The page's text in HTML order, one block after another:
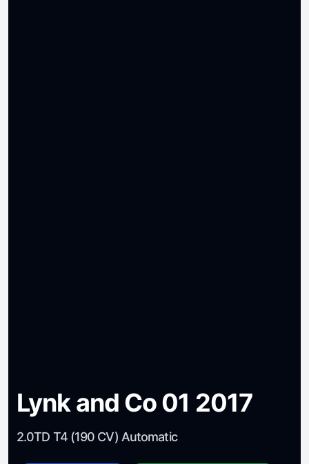
Lynk and Co 01 2017
2.0TD T4 (190 CV) Automatic